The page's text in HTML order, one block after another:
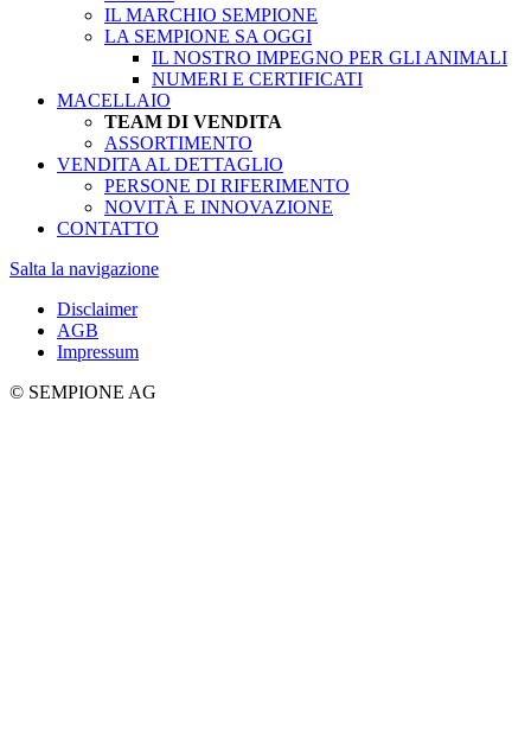
IL MARCHIO SEMPIONE
LA SEMPIONE SA OGGI
IL NOSTRO IMPEGNO PER GLI ANIMALI
NUMERI E CERTIFICATI
MACELLAIO
TEAM DI VENDITA
ASSORTIMENTO
VENDITA AL DETTAGLIO
PERSONE DI RIFERIMENTO
NOVITÀ E INNOVAZIONE
CONTATTO
Salta la navigazione
Disclaimer
AGB
Impressum
© SEMPIONE AG